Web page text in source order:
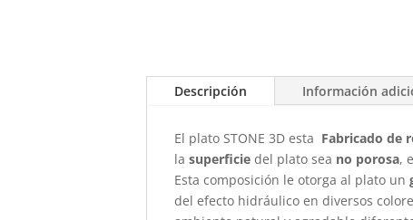
Descripción Información
El plato STONE 3D esta Fabricado de
lasuperficiedel plato sea no porosa,
Esta composición le otorga al plato un
del efecto hidráulico en diversos